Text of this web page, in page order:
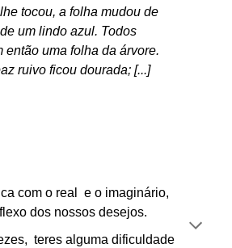
tocou, a folha mudou de
um lindo azul. Todos
então uma folha da árvore.
ruivo ficou dourada; [...]
com o real e o imaginário,
dos nossos desejos.
teres alguma dificuldade